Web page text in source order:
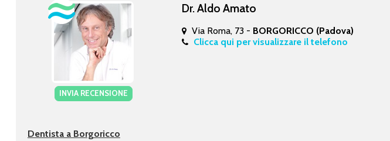
INVIA RECENSIONE
Dr. Aldo Amato
Via Roma, 73 - BORGORICCO (Padova)
Clicca qui per visualizzare il telefono
Dentista a Borgoricco